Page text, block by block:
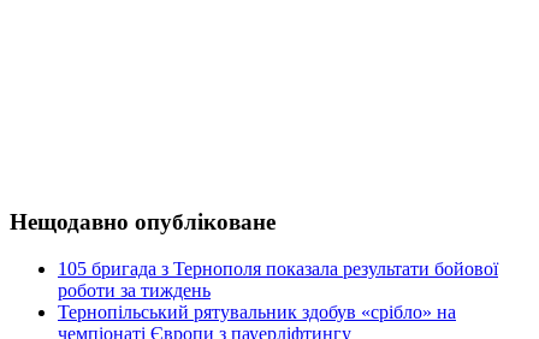
Нещодавно опубліковане
105 бригада з Тернополя показала результати бойової
роботи за тиждень
Тернопільський рятувальник здобув «срібло» на
чемпіонаті Європи з пауерліфтингу